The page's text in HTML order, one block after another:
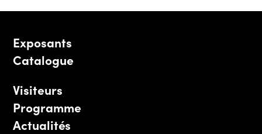
Exposants
Catalogue
Visiteurs
Programme
Actualités